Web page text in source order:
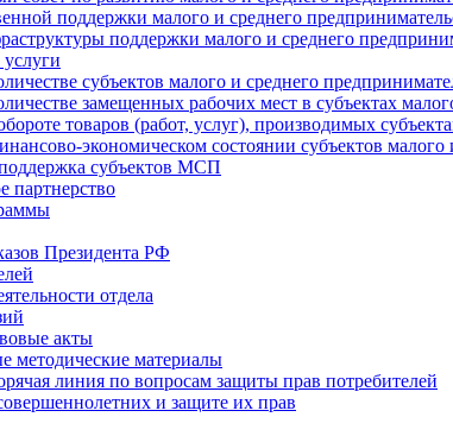
поддержки малого и среднего
поддержки малого и среднего
субъектов малого и среднего
замещенных рабочих мест в субъектах
товаров (работ, услуг), производимых
экономическом состоянии субъектов малого
субъектов МСП
партнерство
Президента РФ
отдела
акты
методические материалы
линия по вопросам защиты прав потребителей
и защите их прав